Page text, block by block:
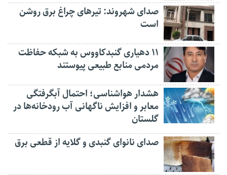
صدای شهروند: تیرهای چراغ برق روشن
است
۱۱ دهیاری گنبدکاووس به شبکه حفاظت
مردمی منابع طبیعی پیوستند
هشدار هواشناسی؛ احتمال آبگرفتگی
معابر و افزایش ناگهانی آب رودخانه‌ها در
گلستان
صدای نانوای گنبدی و گلایه از قطعی برق